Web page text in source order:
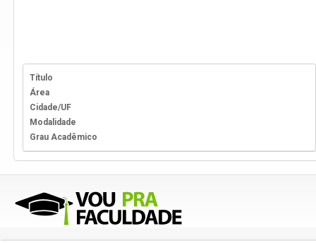
Título
Área
Cidade/UF
Modalidade
Grau Acadêmico